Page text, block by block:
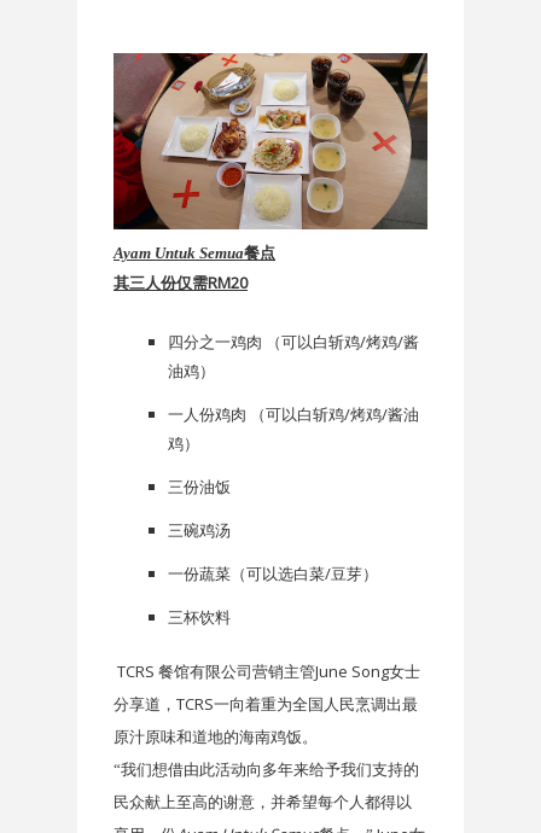
Ayam Untuk Semua餐点
其三人份仅需RM20
四分之一鸡肉 （可以白斩鸡/烤鸡/酱
油鸡）
一人份鸡肉 （可以白斩鸡/烤鸡/酱油
鸡）
三份油饭
三碗鸡汤
一份蔬菜（可以选白菜/豆芽）
三杯饮料
TCRS 餐馆有限公司营销主管June Song女士
分享道， TCRS一向着重为全国人民烹调出最
原汁原味和道地的海南鸡饭。
“我们想借由此活动向多年来给予我们支持的
民众献上至高的谢意，并希望每个人都得以